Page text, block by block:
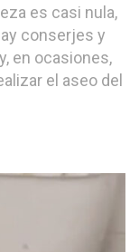
es casi nula,
conserjes y
en ocasiones,
el aseo del